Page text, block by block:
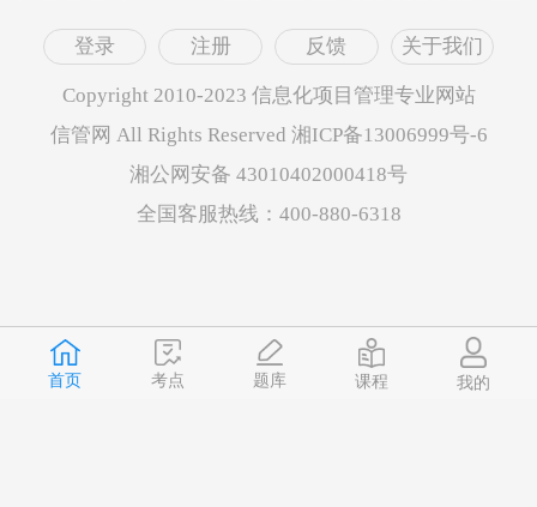
首页 考点 题库 课程 我的
登录 注册 反馈 关于我们
Copyright 2010-2023 信息化项目管理专业网站
信管网 All Rights Reserved 湘ICP备13006999号-6
湘公网安备 43010402000418号
全国客服热线：400-880-6318